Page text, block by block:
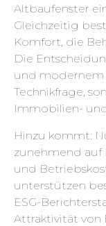
Altbaufenster
Gleichzeitig
Komfort, die
Die
und modernem
Technikfrage,
Immobilien-
Hinzu kommt:
zunehmend auf
und
unterstützen
ESG-
Attraktivität von